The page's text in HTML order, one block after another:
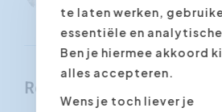
Resultaten
te laten werken,
essentiële en
Ben je hiermee akkoord
alles accepteren.
Wens je toch liever je